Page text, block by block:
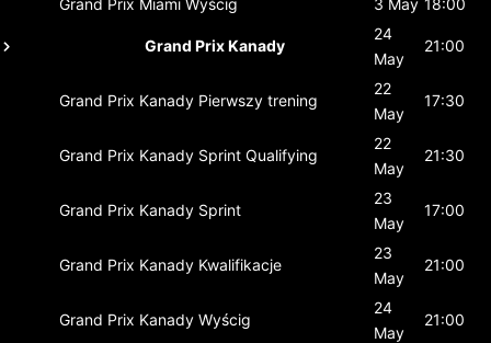
Grand Prix Kanady
24
May
21:00
Grand Prix Kanady Pierwszy trening
22
May
17:30
Grand Prix Kanady Sprint Qualifying
22
May
21:30
Grand Prix Kanady Sprint
23
May
17:00
Grand Prix Kanady Kwalifikacje
23
May
21:00
Grand Prix Kanady Wyścig
24
May
21:00